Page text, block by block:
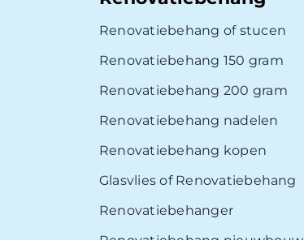
Renovatiebehang of stucen
Renovatiebehang 150 gram
Renovatiebehang 200 gram
Renovatiebehang nadelen
Renovatiebehang kopen
Glasvlies of Renovatiebehang
Renovatiebehanger